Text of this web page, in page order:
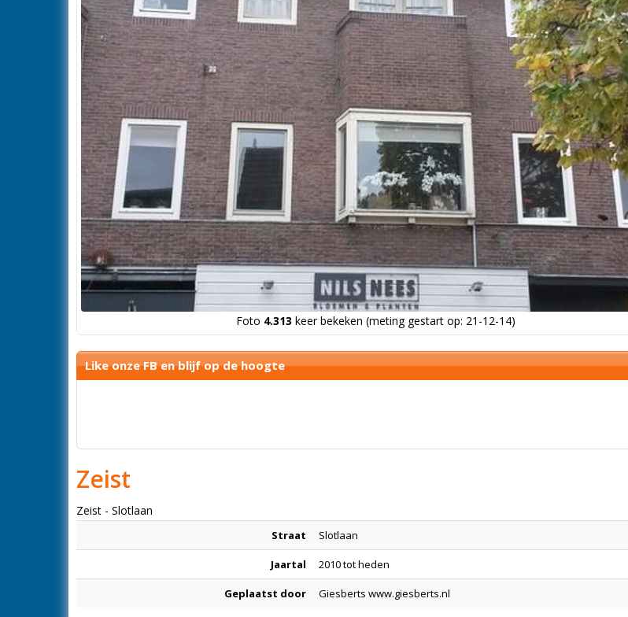
Foto 4.313 keer bekeken (meting gestart op: 21-12-14)
Like onze FB en blijf op de hoogte
Zeist
Zeist - Slotlaan
Straat Slotlaan
Jaartal 2010 tot heden
Geplaatst door Giesberts www.giesberts.nl